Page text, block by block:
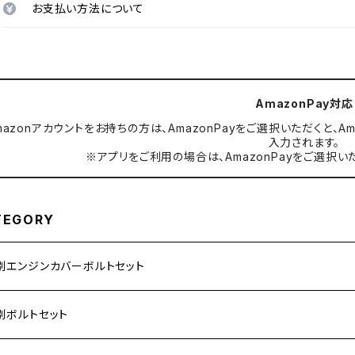
お支払い方法について
AmazonPay対応
アカウントをお持ちの方は、AmazonPayをご選択いただくと、
入力されます。
※アプリをご利用の場合は、AmazonPayをご選択いた
エンジンカバーボルトセット
ステンレス】
ボルトセット